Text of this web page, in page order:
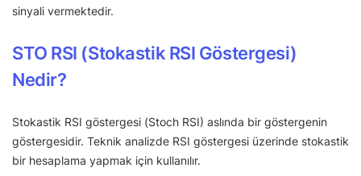
sinyali vermektedir.
STO RSI (Stokastik RSI Göstergesi)
Nedir?
Stokastik RSI göstergesi (Stoch RSI) aslında bir göstergenin
göstergesidir. Teknik analizde RSI göstergesi üzerinde stokastik
bir hesaplama yapmak için kullanılır.